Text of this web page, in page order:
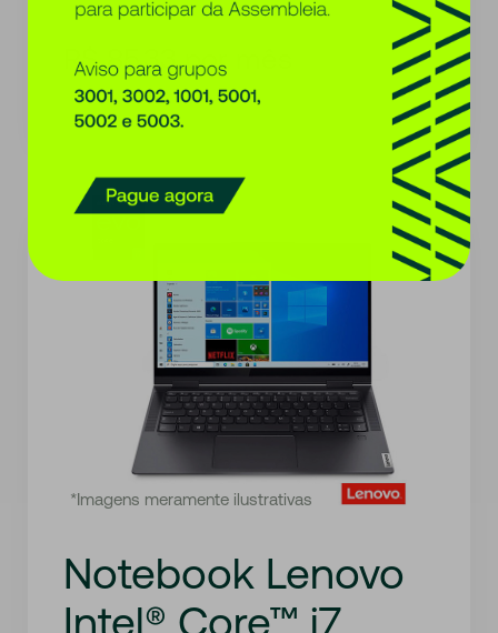
Parcelas no consórcio Evoy, a partir de
R$ 85,33 por mês
Carta de crédito de R$ 4.000,00
*Imagens meramente ilustrativas
Notebook Lenovo
Intel® Core™ i7